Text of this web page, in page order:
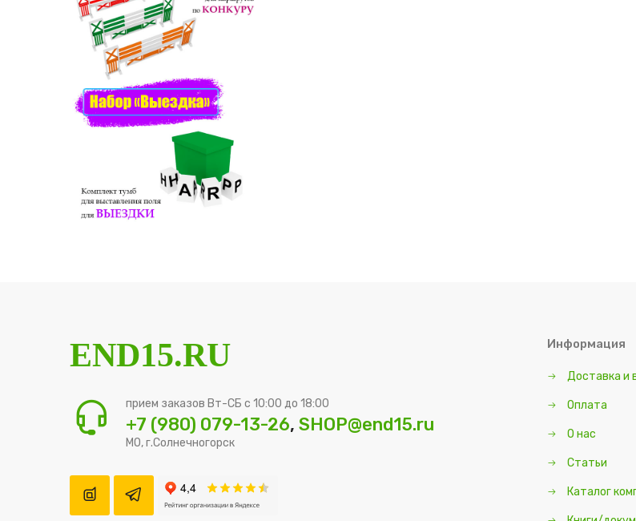
END15.RU
прием заказов Вт-СБ с 10:00 до 18:00
+7 (980) 079-13-26, SHOP@end15.ru
МО, г.Солнечногорск
Информация
Доставка и
Оплата
О нас
Статьи
Каталог